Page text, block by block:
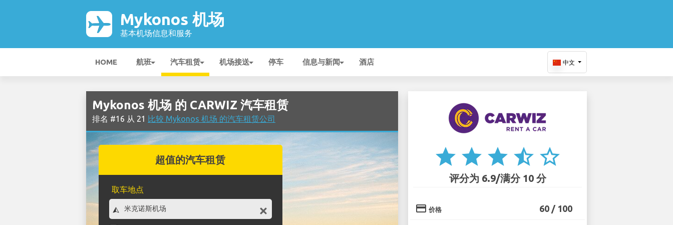
Mykonos 机场
基本机场信息和服务
HOME 航班 汽车租赁 机场接送 停车 信息与新闻 酒店 中文
Mykonos 机场 的 CARWIZ 汽车租赁
排名 #16 从 21 比较 Mykonos 机场 的汽车租赁公司
超值的汽车租赁
取车地点
star star star star_half star_border
评分为 6.9/满分 10 分
credit_card 价格 60 / 100